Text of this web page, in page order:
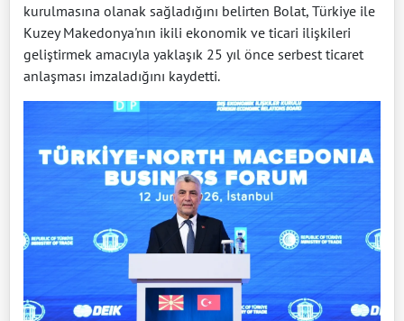
kurulmasına olanak sağladığını belirten Bolat, Türkiye ile
Kuzey Makedonya'nın ikili ekonomik ve ticari ilişkileri
geliştirmek amacıyla yaklaşık 25 yıl önce serbest ticaret
anlaşması imzaladığını kaydetti.